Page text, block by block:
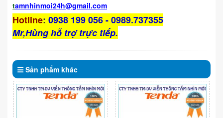
tamnhinmoi24h@gmail.com
Hotline: 0938 199 056 - 0989.737355
Mr,Hùng hỗ trợ trực tiếp.
Sản phẩm khác